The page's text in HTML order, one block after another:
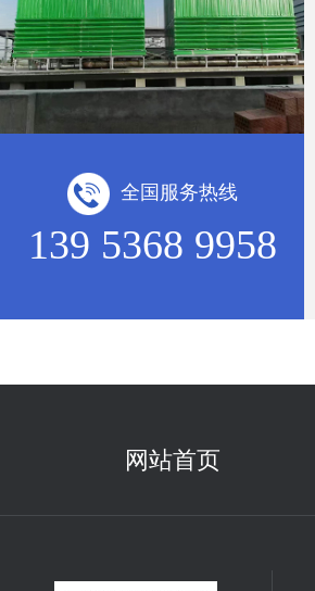
全国服务热线
139 5368 9958
网站首页